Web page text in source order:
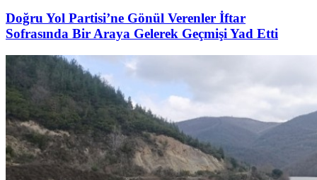
Doğru Yol Partisi’ne Gönül Verenler İftar
Sofrasında Bir Araya Gelerek Geçmişi Yad Etti